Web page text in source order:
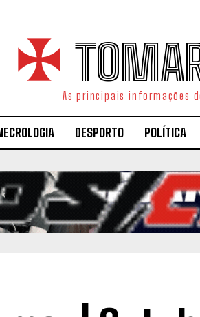
As principais informações
DESPORTO POLÍTICA